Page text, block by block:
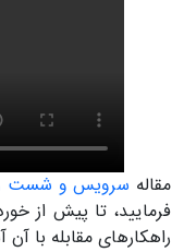
مقاله سرویس و شست و
فرمایید، تا پیش از
راهکارهای مقابله با